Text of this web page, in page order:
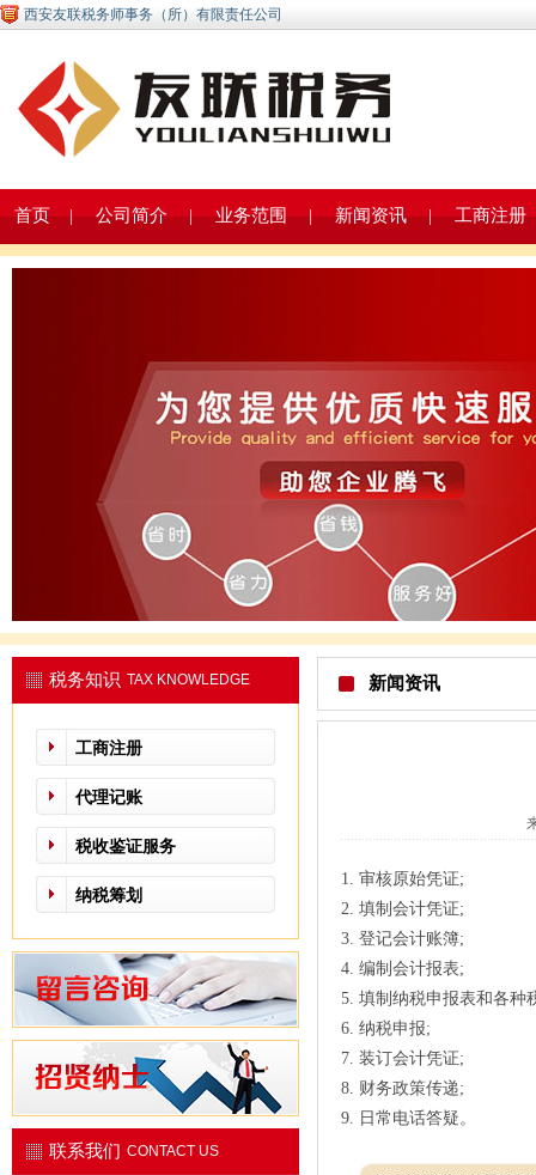
西安友联税务师事务（所）有限责任公司
首页 | 公司简介 | 业务范围 | 新闻资讯 | 工商注册
税务知识 TAX KNOWLEDGE
工商注册
代理记账
税收鉴证服务
纳税筹划
联系我们 CONTACT US
新闻资讯
1. 审核原始凭证;
2. 填制会计凭证;
3. 登记会计账簿;
4. 编制会计报表;
5. 填制纳税申报表和各种
6. 纳税申报;
7. 装订会计凭证;
8. 财务政策传递;
9. 日常电话答疑。